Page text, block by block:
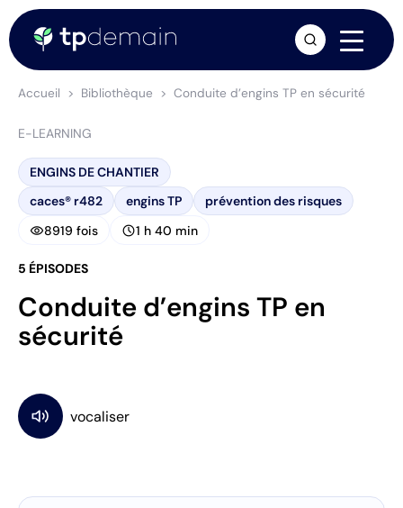
Accueil Bibliothèque Conduite d’engins TP en sécurité
E-LEARNING
ENGINS DE CHANTIER
caces® r482
engins TP prévention des risques
visibility8919 fois schedule1 h 40 min
5 ÉPISODES
Conduite d’engins TP en
sécurité
arrow_forward